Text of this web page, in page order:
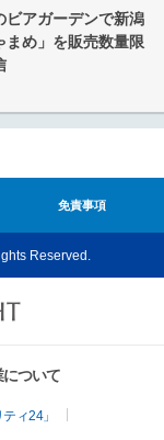
ビアガーデンで新潟
まめ」を販売数量限
免責事項
Reserved.
ついて
ィ24」